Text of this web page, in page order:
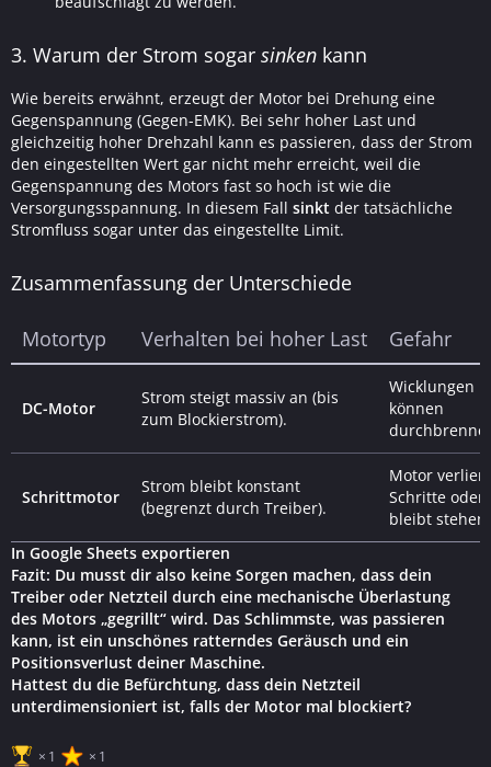
3. Warum der Strom sogar sinken kann
Wie bereits erwähnt, erzeugt der Motor bei Drehung eine
Gegenspannung (Gegen-EMK). Bei sehr hoher Last und
gleichzeitig hoher Drehzahl kann es passieren, dass der Strom
den eingestellten Wert gar nicht mehr erreicht, weil die
Gegenspannung des Motors fast so hoch ist wie die
Versorgungsspannung. In diesem Fall sinkt der tatsächliche
Stromfluss sogar unter das eingestellte Limit.
Zusammenfassung der Unterschiede
Motortyp Verhalten bei hoher Last Gefahr
DC-Motor
Strom steigt massiv an (bis
zum Blockierstrom).
Wicklungen
können
Schrittmotor
Strom bleibt konstant
(begrenzt durch Treiber).
Motor verliert
Schritte oder
bleibt stehen.
In Google Sheets exportieren
Fazit: Du musst dir also keine Sorgen machen, dass dein
Treiber oder Netzteil durch eine mechanische Überlastung
des Motors „gegrillt“ wird. Das Schlimmste, was passieren
kann, ist ein unschönes ratterndes Geräusch und ein
Positionsverlust deiner Maschine.
Hattest du die Befürchtung, dass dein Netzteil
unterdimensioniert ist, falls der Motor mal blockiert?
1 1